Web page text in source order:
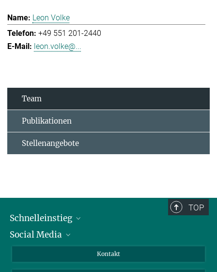
Leon Volke
+49 551 201-2440
leon.volke@...
Team
Publikationen
Stellenangebote
TOP
Schnelleinstieg
Alumni
Social Media
Kontakt